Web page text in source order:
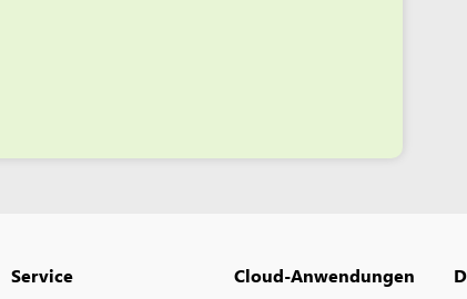
Service Cloud-Anwendungen